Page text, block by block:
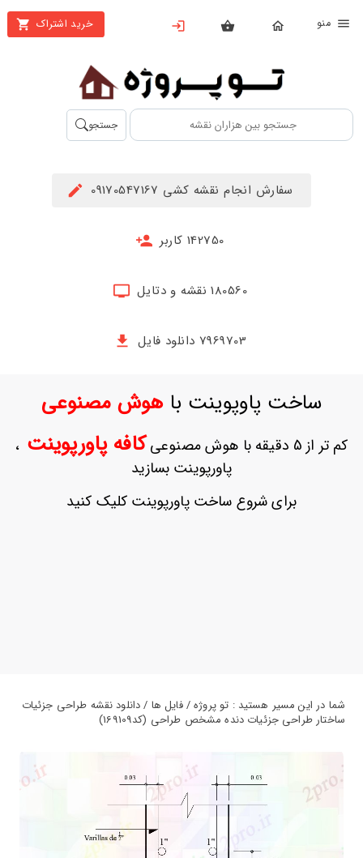
خرید اشتراک
بستن
محصولات
تهیه
اشتراک
حساب
ثبت
بازیابی
جستجو
سفارش انجام نقشه کشی 09170547167
142750 کاربر
180560 نقشه و دتایل
7969703 دانلود فایل
ساخت پاوپوینت باهوش مصنوعی
کم تر از 5 دقیقه با هوش مصنوعی کافه پاورپوینت ،
پاورپوینت بسازید
برای شروع ساخت پاورپوینت کلیک کنید
شما در این مسیر هستید : تو پروژه / فایل ها / دانلود نقشه طراحی جزئیات
ساختار طراحی جزئیات دنده مشخص طراحی (کد169109)